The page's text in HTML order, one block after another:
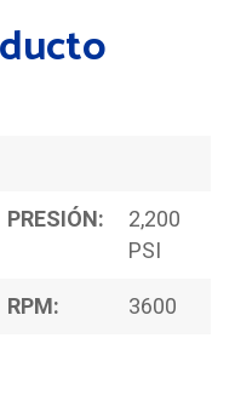
PRESIÓN:
2,200
PSI
RPM: 3600